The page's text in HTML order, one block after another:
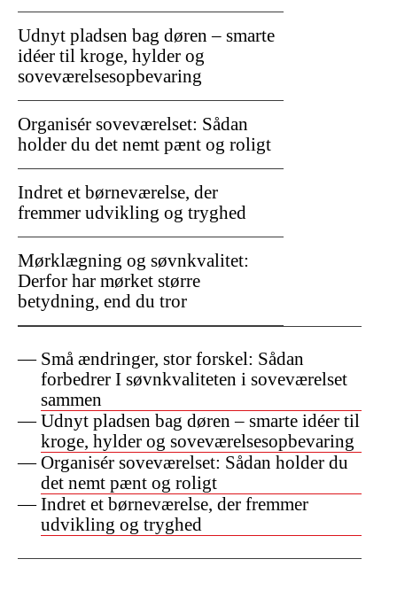
Små ændringer, stor forskel: Sådan
forbedrer I søvnkvaliteten i soveværelset
sammen
Udnyt pladsen bag døren – smarte idéer til
kroge, hylder og soveværelsesopbevaring
Organisér soveværelset: Sådan holder du
det nemt pænt og roligt
Indret et børneværelse, der fremmer
udvikling og tryghed
Udnyt pladsen bag døren – smarte
idéer til kroge, hylder og
soveværelsesopbevaring
Organisér soveværelset: Sådan
holder du det nemt pænt og roligt
Indret et børneværelse, der
fremmer udvikling og tryghed
Mørklægning og søvnkvalitet:
Derfor har mørket større
betydning, end du tror